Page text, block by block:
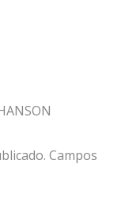
Campos